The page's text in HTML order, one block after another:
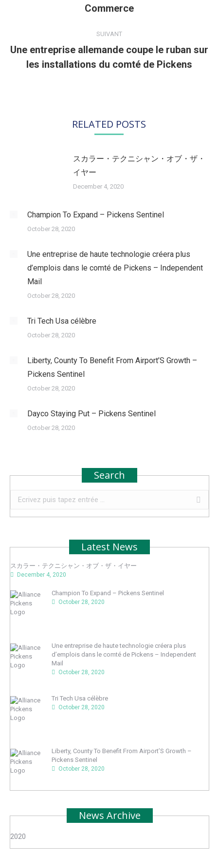
précédent
Commerce
SUIVANT
Article
suivant
Une entreprise allemande coupe le ruban sur
les installations du comté de Pickens
RELATED POSTS
スカラー・テクニシャン・オブ・ザ・
イヤー
December 4, 2020
Champion To Expand – Pickens Sentinel
October 28, 2020
Une entreprise de haute technologie créera plus
d’emplois dans le comté de Pickens – Independent
Mail
October 28, 2020
Tri Tech Usa célèbre
October 28, 2020
Liberty, County To Benefit From Airport’S Growth –
Pickens Sentinel
October 28, 2020
Dayco Staying Put – Pickens Sentinel
October 28, 2020
Search
Recherche
:
Latest News
スカラー・テクニシャン・オブ・ザ・イヤー
December 4, 2020
Champion To Expand – Pickens Sentinel
October 28, 2020
Une entreprise de haute technologie créera plus
d’emplois dans le comté de Pickens – Independent
Mail
October 28, 2020
Tri Tech Usa célèbre
October 28, 2020
Liberty, County To Benefit From Airport’S Growth –
Pickens Sentinel
October 28, 2020
News Archive
2020